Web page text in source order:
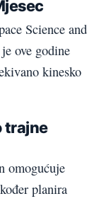
Science and
ove godine
kinesko
trajne
omogućuje
planira